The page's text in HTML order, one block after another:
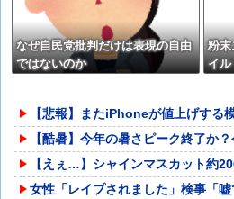
なぜ自民党批判だけは表現の自由
ではないのか
粉末
イル
【悲報】またiPhoneが値上げする
【酷暑】今年の暑さピーク終了か
【えぇ…】シャインマスカット約
女性「レイプされました」検事「